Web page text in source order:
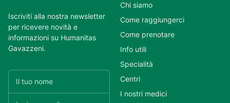
Iscriviti alla nostra newsletter
per ricevere novità e
informazioni su Humanitas
Gavazzeni.
Chi siamo
Come raggiungerci
Come prenotare
Info utili
Specialità
Centri
I nostri medici